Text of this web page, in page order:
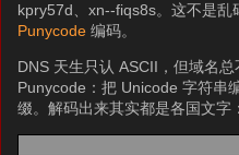
kpry57d、xn--fiqs8s。这不是乱
Punycode 编码。
DNS 天生只认 ASCII，但域名
Punycode：把 Unicode 字符串
缀。解码出来其实都是各国文字：